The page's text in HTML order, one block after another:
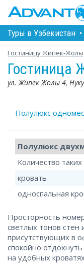
Туры в Узбекистан •
Гостиницу Жипек-Жолы
Гостиница
ул. Жипек Жолы 4,
Полулюкс
Полулюкс
Количество
кровать
односпальная
Просторность
светлых тонов стен
присутствующих в
спокойно
на удобных